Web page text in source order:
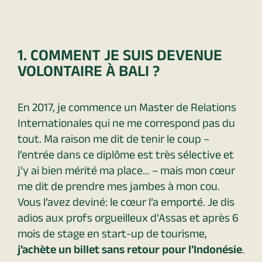
1. COMMENT JE SUIS DEVENUE
VOLONTAIRE À BALI ?
En 2017, je commence un Master de Relations
Internationales qui ne me correspond pas du
tout. Ma raison me dit de tenir le coup –
l’entrée dans ce diplôme est très sélective et
j’y ai bien mérité ma place… – mais mon cœur
me dit de prendre mes jambes à mon cou.
Vous l’avez deviné: le cœur l’a emporté. Je dis
adios aux profs orgueilleux d’Assas et après 6
mois de stage en start-up de tourisme,
j’achète un billet sans retour pour l’Indonésie.